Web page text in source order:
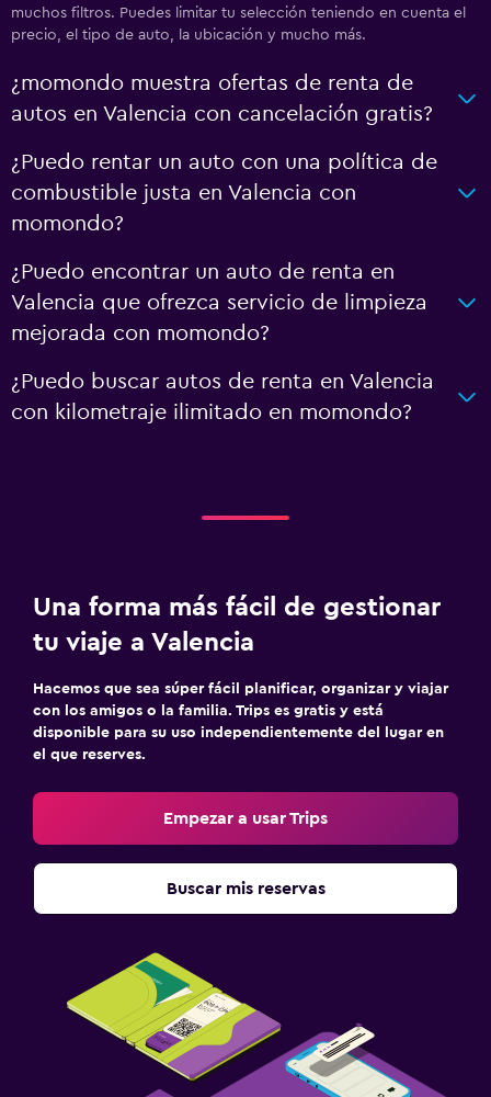
muchos filtros. Puedes limitar tu selección teniendo en cuenta el
precio, el tipo de auto, la ubicación y mucho más.
¿momondo muestra ofertas de renta de
autos en Valencia con cancelación gratis?
¿Puedo rentar un auto con una política de
combustible justa en Valencia con
momondo?
¿Puedo encontrar un auto de renta en
Valencia que ofrezca servicio de limpieza
mejorada con momondo?
¿Puedo buscar autos de renta en Valencia
con kilometraje ilimitado en momondo?
Una forma más fácil de gestionar
tu viaje a Valencia
Hacemos que sea súper fácil planificar, organizar y viajar
con los amigos o la familia. Trips es gratis y está
disponible para su uso independientemente del lugar en
el que reserves.
Empezar a usar Trips
Buscar mis reservas